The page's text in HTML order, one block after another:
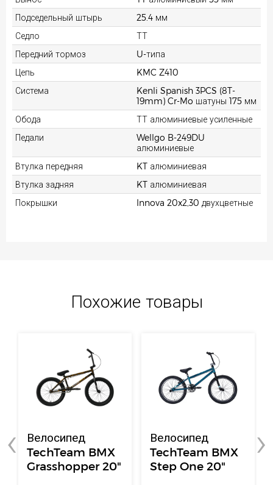
Подседельный штырь
25.4 мм
Седло
ТТ
Передний тормоз
U-типа
Цепь
KMC Z410
Система
Kenli Spanish 3PCS (8T-
19mm) Cr-Mo шатуны 175 мм
Обода
ТТ алюминиевые усиленные
Педали
Wellgo B-249DU
алюминиевые
Втулка передняя
KT алюминиевая
Втулка задняя
KT алюминиевая
Покрышки
Innova 20x2,30 двухцветные
Похожие товары
Велосипед
TechTeam BMX
Grasshopper 20"
Велосипед
TechTeam BMX
Step One 20"
‹ ›